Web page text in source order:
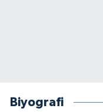
Biyografi